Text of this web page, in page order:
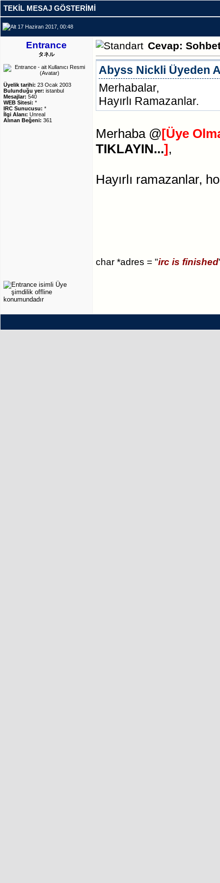
TEKIL MESAJ GÖSTERIMI
17 Haziran 2017, 00:48
Entrance
タネル
Üyelik tarihi: 23 Ocak 2003
Bulunduğu yer: istanbul
Mesajlar: 540
WEB Sitesi: *
IRC Sunucusu: *
İlgi Alanı: Unreal
Alınan Beğeni: 361
Cevap:
Abyss Nickli Üyeden
Merhabalar,
Hayırlı Ramazanlar.
Merhaba @[Üye
TIKLAYIN...],
Hayırlı ramazanlar,
char *adres = "irc is finished